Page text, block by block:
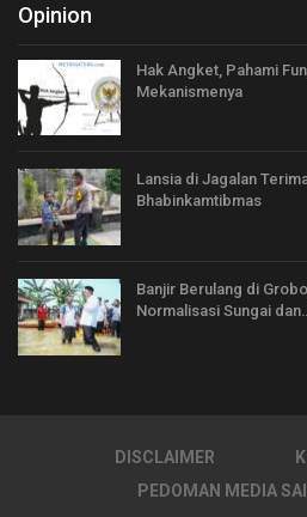
Opinion
Hak Angket, Pahami
Mekanismenya
Lansia di Jagalan
Bhabinkamtibmas
Banjir Berulang di
Normalisasi Sungai dan…
DISCLAIMER
PEDOMAN MEDIA